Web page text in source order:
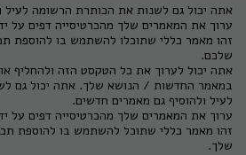
אתה יכול גם לשנות את הכותרת הרשומה לעיל
ערוך את המאמרים שלך מהכרטיסייה דפים על
זהו מאמר כללי שתוכלו להשתמש בו להוספת
שלכם.
אתה יכול לערוך את כל הטקסט הזה ולהחליף
במאמר החדשות / הנושא שלך. אתה יכול גם
לעיל ולהוסיף גם מאמרים חדשים.
ערוך את המאמרים שלך מהכרטיסייה דפים על
זהו מאמר כללי שתוכל להשתמש בו להוספת
שלך.